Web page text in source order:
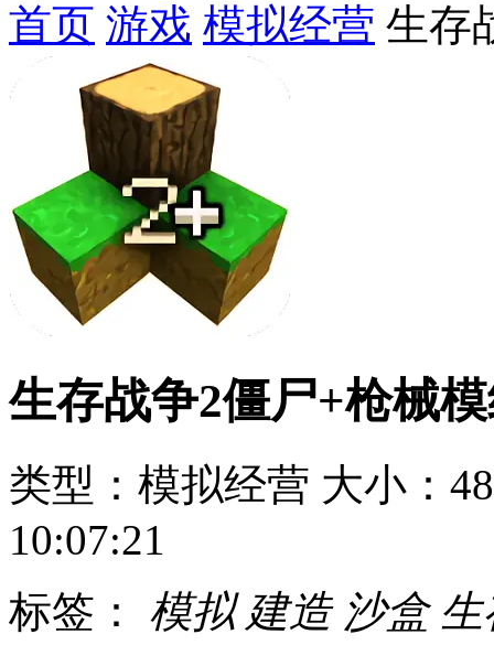
首页 游戏 模拟经营 生存
生存战争2僵尸+枪械
类型：模拟经营 大小：
10:07:21
标签： 模拟 建造 沙盒